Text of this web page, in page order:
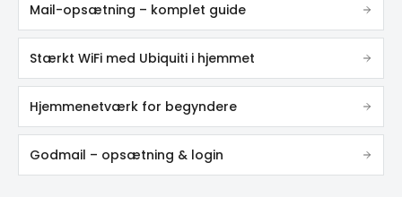
Mail-opsætning – komplet guide
Stærkt WiFi med Ubiquiti i hjemmet
Hjemmenetværk for begyndere
Godmail – opsætning & login